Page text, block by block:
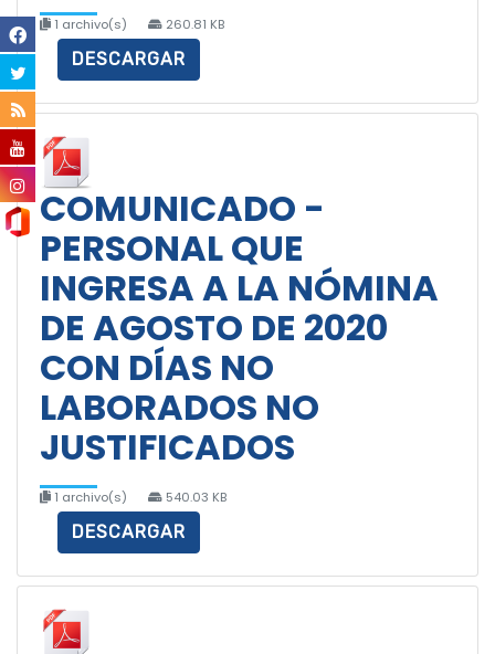
1 archivo(s) 260.81 KB
DESCARGAR
COMUNICADO -
PERSONAL QUE
INGRESA A LA NÓMINA
DE AGOSTO DE 2020
CON DÍAS NO
LABORADOS NO
JUSTIFICADOS
1 archivo(s) 540.03 KB
DESCARGAR